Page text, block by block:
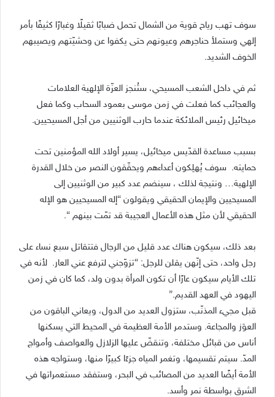
سوف تهب رياح قوية من الشمال تحمل ضبابًا ثقيلًا وغبارًا كثيفًا بأمر
إلهي وستملأ حناجرهم وعيونهم حتى يكفوا عن وحشيّتهم ويصيبهم
الخوف الشديد.
ثم في داخل الشعب المسيحي، ستُنجز العزّة الإلهية العلامات
والعجائب كما فعلت في زمن موسى بعمود السحاب وكما فعل
ميخائيل رئيس الملائكة عندما حارب الوثنيين من أجل المسيحيين.
بسبب مساعدة القدّيس ميخائيل، يسير أولاد الله المؤمنين تحت
حمايته. سوف يُهلِكون أعداءهم ويحقّقون النصر من خلال القدرة
الإلهية… ونتيجة لذلك ، سينضم عدد كبير من الوثنيين إلى
المسيحيين والإيمان الحقيقي ويقولون “إله المسيحيين هو الإله
الحقيقي لأن مثل هذه الأعمال العجيبة قد تمّت بينهم “.
بعد ذلك، سيكون هناك عدد قليل من الرجال فتتقاتل سبع نساء على
رجل واحد، حتى إنّهن يقلن للرجل: “تزوّجني لترفع عني العار. لأنه في
تلك الأيام سيكون عارًا أن تكون المرأة بدون ولد، كما كان في زمن
اليهود في العهد القديم.”
قبل مجيء المذنّب، ستزول العديد من الدول، ويعاني الباقون من
العوَز والمجاعة. وستدمر الأمة العظيمة في المحيط التي يسكنها
أناس من قبائل مختلفة، وتنقضّ عليها الزلازل والعواصف وأمواج
المدّ. سيتم تقسيمها، وتغمر المياه جزءًا كبيرًا منها، وستواجه هذه
الأمة أيضًا العديد من المصائب في البحر، وستفقد مستعمراتها في
الشرق بواسطة نمر وأسد.